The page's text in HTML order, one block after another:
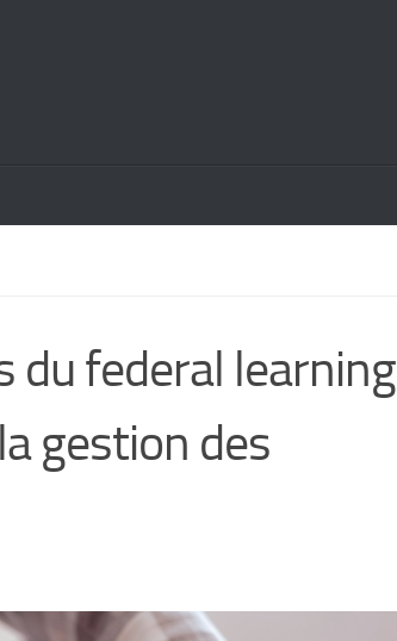
du federal learning
gestion des